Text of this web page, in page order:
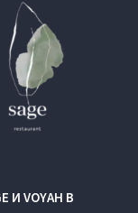
VOYAH В